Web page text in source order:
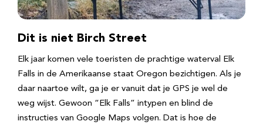
Dit is niet Birch Street
Elk jaar komen vele toeristen de prachtige waterval Elk
Falls in de Amerikaanse staat Oregon bezichtigen. Als je
daar naartoe wilt, ga je er vanuit dat je GPS je wel de
weg wijst. Gewoon “Elk Falls” intypen en blind de
instructies van Google Maps volgen. Dat is hoe de